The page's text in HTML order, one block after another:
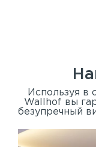
Используя в
Wallhof вы
безупречный